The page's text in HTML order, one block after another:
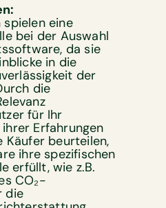
spielen eine
bei der Auswahl
da sie
in die
der
die
für Ihr
Erfahrungen
Käufer beurteilen,
ihre spezifischen
erfüllt, wie z.B.
CO₂-
die